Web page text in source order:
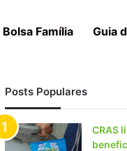
Família Guia
Posts Populares
CRAS